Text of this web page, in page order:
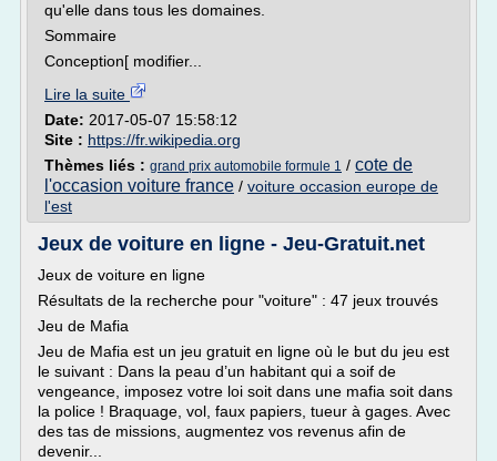
qu'elle dans tous les domaines.
Sommaire
Conception[ modifier...
Lire la suite
Date: 2017-05-07 15:58:12
Site : https://fr.wikipedia.org
Thèmes liés : grand prix automobile formule 1 / cote de
l'occasion voiture france / voiture occasion europe de
l'est
Jeux de voiture en ligne - Jeu-Gratuit.net
Jeux de voiture en ligne
Résultats de la recherche pour "voiture" : 47 jeux trouvés
Jeu de Mafia
Jeu de Mafia est un jeu gratuit en ligne où le but du jeu est
le suivant : Dans la peau d’un habitant qui a soif de
vengeance, imposez votre loi soit dans une mafia soit dans
la police ! Braquage, vol, faux papiers, tueur à gages. Avec
des tas de missions, augmentez vos revenus afin de
devenir...